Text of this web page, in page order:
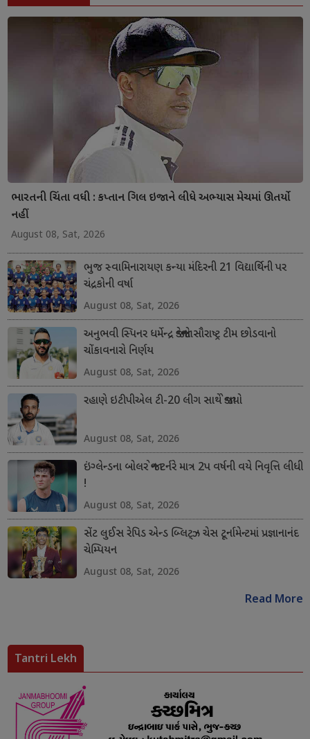
ભારતની ચિંતા વધી : કપ્તાન ગિલ ઇજાને લીધે અભ્યાસ મેચમાં ઊતર્યો
નહીં
August 08, Sat, 2026
ભુજ સ્વામિનારાયણ કન્યા મંદિરની 21 વિદ્યાર્થિની પર
ચંદ્રકોની વર્ષા
August 08, Sat, 2026
અનુભવી સ્પિનર ધર્મેન્દ્ર જાડેજાનો સૌરાષ્ટ્ર ટીમ છોડવાનો
ચોંકાવનારો નિર્ણય
August 08, Sat, 2026
રહાણે ઇટીપીએલ ટી-20 લીગ સાથે જોડાયો
August 08, Sat, 2026
ઇંગ્લેન્ડના બોલર જોન ટર્નરે માત્ર 2પ વર્ષની વયે નિવૃત્તિ લીધી
!
August 08, Sat, 2026
સેંટ લુઈસ રેપિડ એન્ડ બ્લિટ્ઝ ચેસ ટૂર્નામેન્ટમાં પ્રજ્ઞાનાનંદ
ચેમ્પિયન
August 08, Sat, 2026
Read More
Tantri Lekh